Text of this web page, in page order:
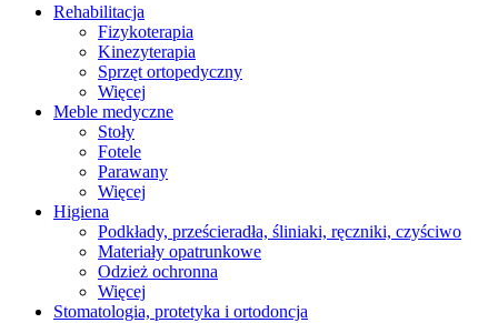
Rehabilitacja
Fizykoterapia
Kinezyterapia
Sprzęt ortopedyczny
Więcej
Meble medyczne
Stoły
Fotele
Parawany
Więcej
Higiena
Podkłady, prześcieradła, śliniaki, ręczniki, czyściwo
Materiały opatrunkowe
Odzież ochronna
Więcej
Stomatologia, protetyka i ortodoncja